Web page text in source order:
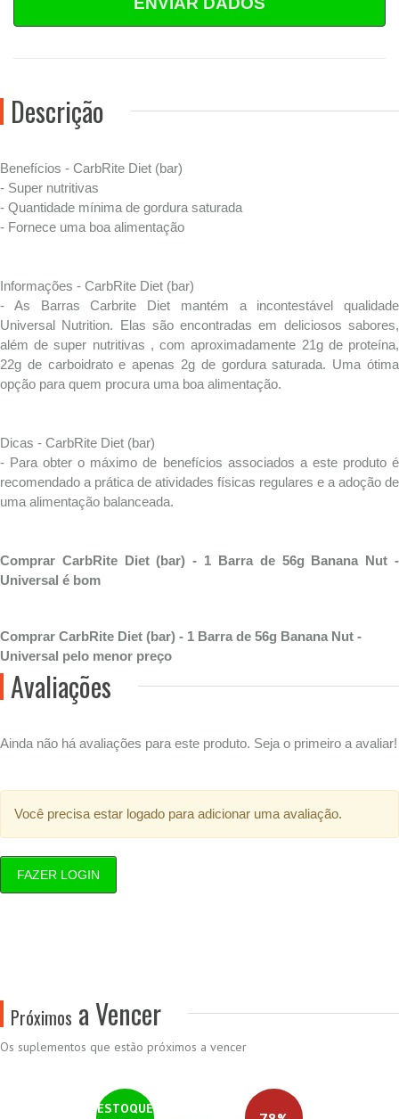
Descrição
Benefícios - CarbRite Diet (bar)
- Super nutritivas
- Quantidade mínima de gordura saturada
- Fornece uma boa alimentação
Informações - CarbRite Diet (bar)
- As Barras Carbrite Diet mantém a incontestável qualidade
Universal Nutrition. Elas são encontradas em deliciosos sabores,
além de super nutritivas , com aproximadamente 21g de proteína,
22g de carboidrato e apenas 2g de gordura saturada. Uma ótima
opção para quem procura uma boa alimentação.
Dicas - CarbRite Diet (bar)
- Para obter o máximo de benefícios associados a este produto é
recomendado a prática de atividades físicas regulares e a adoção de
uma alimentação balanceada.
Comprar CarbRite Diet (bar) - 1 Barra de 56g Banana Nut -
Universal é bom
Comprar CarbRite Diet (bar) - 1 Barra de 56g Banana Nut -
Universal pelo menor preço
Avaliações
Ainda não há avaliações para este produto. Seja o primeiro a avaliar!
Você precisa estar logado para adicionar uma avaliação.
FAZER LOGIN
Próximos a Vencer
Os suplementos que estão próximos a vencer
ESTOQUE